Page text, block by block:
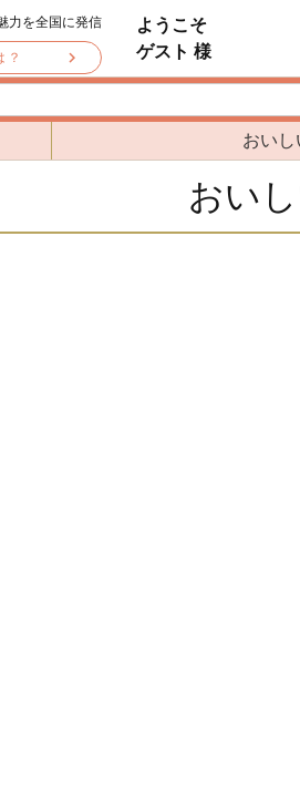
力を全国に発信
？
ようこそ
ゲスト 様
おい
おい